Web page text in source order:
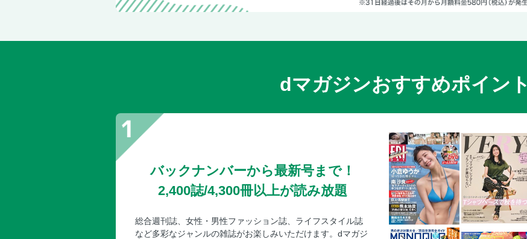
dマガジンおすすめポイント
バックナンバーから最新号まで！
2,400誌/4,300冊以上が読み放題
総合週刊誌、女性・男性ファッション誌、ライフスタイル誌
など多彩なジャンルの雑誌がお楽しみいただけます。dマガジ